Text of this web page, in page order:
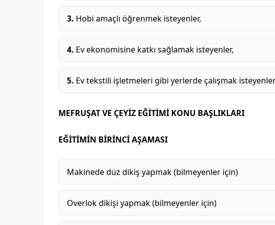
Hobi amaçlı öğrenmek isteyenler,
Ev ekonomisine katkı sağlamak isteyenler,
Ev tekstili işletmeleri gibi yerlerde çalışmak
MEFRUŞAT VE ÇEYİZ EĞİTİMİ KONU BAŞLIKLARI
EĞİTİMİN BİRİNCİ AŞAMASI
Makinede düz dikiş yapmak (bilmeyenler için)
Overlok dikişi yapmak (bilmeyenler için)